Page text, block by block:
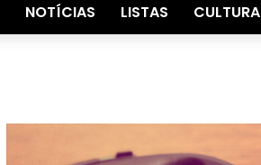
NOTÍCIAS LISTAS CULTURA